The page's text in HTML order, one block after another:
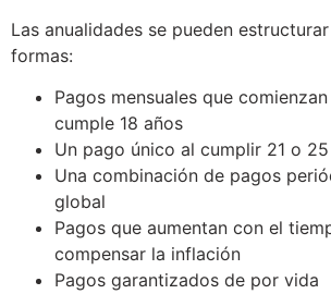
Las anualidades se pueden
formas:
Pagos mensuales que
cumple 18 años
Un pago único al cumplir 21 o
Una combinación de pagos
global
Pagos que aumentan con el
compensar la inflación
Pagos garantizados de por vida